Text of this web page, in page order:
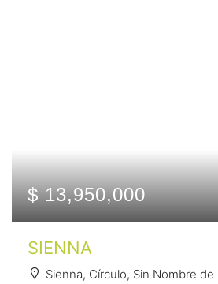
$ 13,950,000
SIENNA
Sienna, Círculo, Sin Nombre de